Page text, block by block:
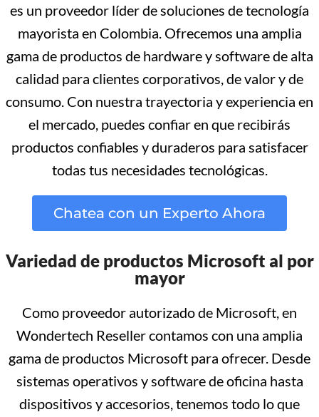
es un proveedor líder de soluciones de tecnología
mayorista en Colombia. Ofrecemos una amplia
gama de productos de hardware y software de alta
calidad para clientes corporativos, de valor y de
consumo. Con nuestra trayectoria y experiencia en
el mercado, puedes confiar en que recibirás
productos confiables y duraderos para satisfacer
todas tus necesidades tecnológicas.
Chatea con un Experto Ahora
Variedad de productos Microsoft al por
mayor
Como proveedor autorizado de Microsoft, en
Wondertech Reseller contamos con una amplia
gama de productos Microsoft para ofrecer. Desde
sistemas operativos y software de oficina hasta
dispositivos y accesorios, tenemos todo lo que